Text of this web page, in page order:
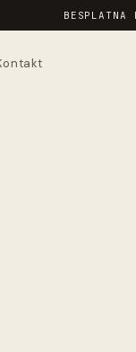
BESPLATNA